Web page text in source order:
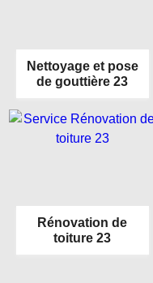
Nettoyage et pose
de gouttière 23
Rénovation de
toiture 23